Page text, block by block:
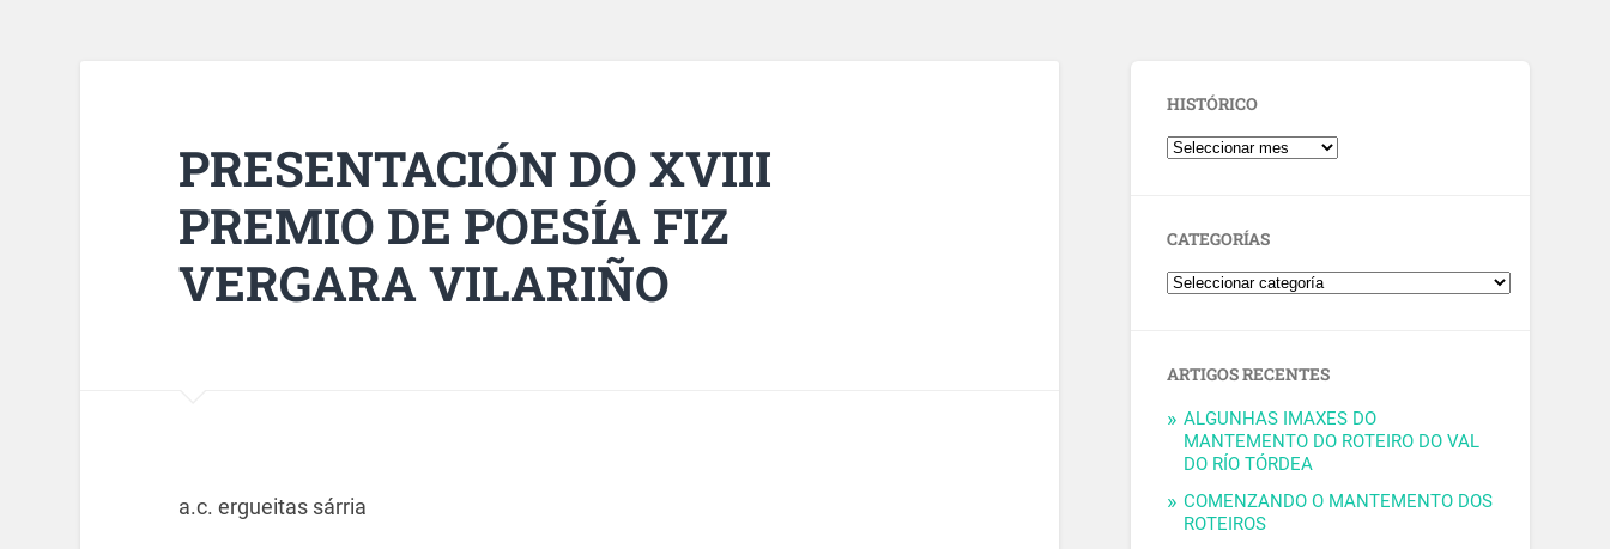
PRESENTACIÓN DO XVIII
PREMIO DE POESÍA FIZ
VERGARA VILARIÑO
a.c. ergueitas sárria
HISTÓRICO
CATEGORÍAS
ARTIGOS RECENTES
ALGUNHAS IMAXES DO
MANTEMENTO DO ROTEIRO DO VAL
DO RÍO TÓRDEA
COMENZANDO O MANTEMENTO DOS
ROTEIROS